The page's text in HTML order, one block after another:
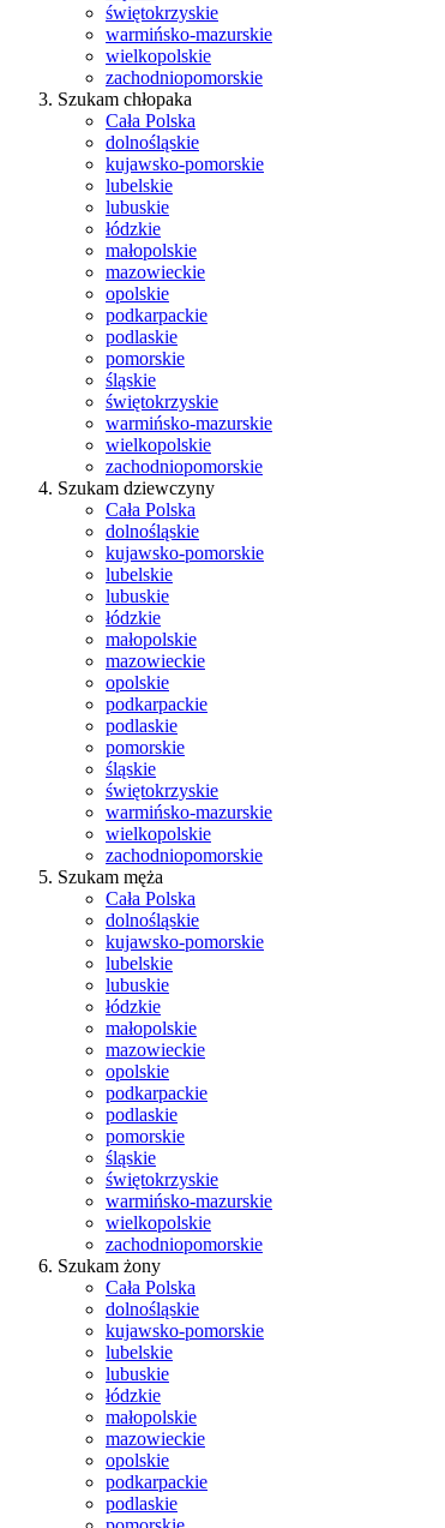
świętokrzyskie
warmińsko-mazurskie
wielkopolskie
zachodniopomorskie
Szukam chłopaka
Cała Polska
dolnośląskie
kujawsko-pomorskie
lubelskie
lubuskie
łódzkie
małopolskie
mazowieckie
opolskie
podkarpackie
podlaskie
pomorskie
śląskie
świętokrzyskie
warmińsko-mazurskie
wielkopolskie
zachodniopomorskie
Szukam dziewczyny
Cała Polska
dolnośląskie
kujawsko-pomorskie
lubelskie
lubuskie
łódzkie
małopolskie
mazowieckie
opolskie
podkarpackie
podlaskie
pomorskie
śląskie
świętokrzyskie
warmińsko-mazurskie
wielkopolskie
zachodniopomorskie
Szukam męża
Cała Polska
dolnośląskie
kujawsko-pomorskie
lubelskie
lubuskie
łódzkie
małopolskie
mazowieckie
opolskie
podkarpackie
podlaskie
pomorskie
śląskie
świętokrzyskie
warmińsko-mazurskie
wielkopolskie
zachodniopomorskie
Szukam żony
Cała Polska
dolnośląskie
kujawsko-pomorskie
lubelskie
lubuskie
łódzkie
małopolskie
mazowieckie
opolskie
podkarpackie
podlaskie